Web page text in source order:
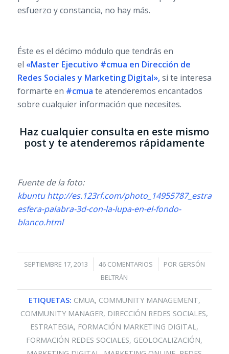
esfuerzo y constancia, no hay más.
Éste es el décimo módulo que tendrás en
el «Master Ejecutivo #cmua en Dirección de
Redes Sociales y Marketing Digital»,si te interesa
formarte en #cmua te atenderemos encantados
sobre cualquier información que necesites.
Haz cualquier consulta en este mismo
post y te atenderemos rápidamente
Fuente de la foto:
kbuntu http://es.123rf.com/
esfera-palabra-3d-con-la-lupa-en-el-fondo-
blanco.html
SEPTIEMBRE 17, 2013
/ 46 COMENTARIOS
/ POR GERSÓN
BELTRÁN
ETIQUETAS: CMUA, COMMUNITY MANAGEMENT,
COMMUNITY MANAGER, DIRECCIÓN REDES SOCIALES,
ESTRATEGIA, FORMACIÓN MARKETING DIGITAL,
FORMACIÓN REDES SOCIALES, GEOLOCALIZACIÓN,